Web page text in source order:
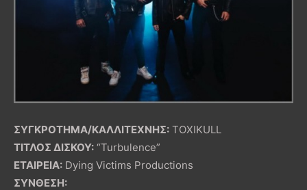
ΣΥΓΚΡΟΤΗΜΑ/ΚΑΛΛΙΤΕΧΝΗΣ: TOXIKULL
ΤΙΤΛΟΣ ΔΙΣΚΟΥ: “Turbulence”
ΕΤΑΙΡΕΙΑ: Dying Victims Productions
ΣΥΝΘΕΣΗ: